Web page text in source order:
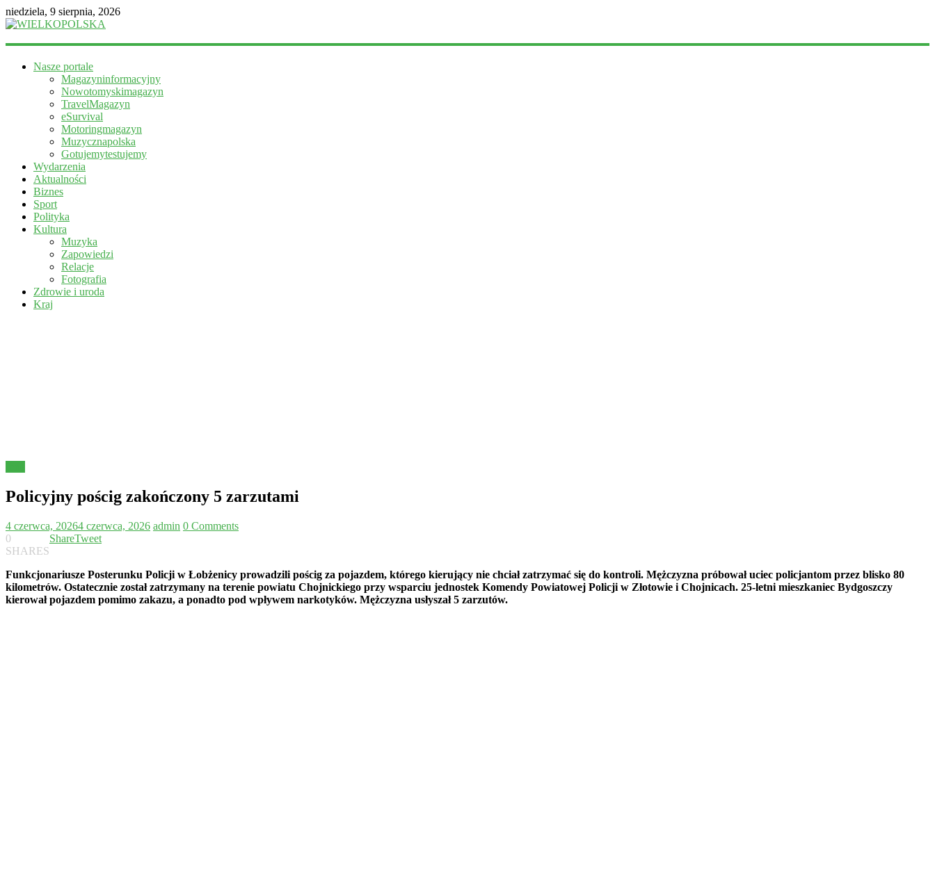
niedziela, 9 sierpnia, 2026
WIELKOPOLSKA
informacyjny
Nasze portale
Magazyninformacyjny
Nowotomyskimagazyn
TravelMagazyn
eSurvival
Motoringmagazyn
Muzycznapolska
Gotujemytestujemy
Wydarzenia
Aktualności
Biznes
Sport
Polityka
Kultura
Muzyka
Zapowiedzi
Relacje
Fotografia
Zdrowie i uroda
Kraj
Policyjny pościg zakończony 5 zarzutami
4 czerwca, 20264 czerwca, 2026 admin 0 Comments
0
SHARES
ShareTweet
Funkcjonariusze Posterunku Policji w Łobżenicy prowadzili pościg za pojazdem, którego kierujący nie chciał zatrzymać się do kontroli. Mężczyzna próbował uciec policjantom przez blisko 80
kilometrów. Ostatecznie został zatrzymany na terenie powiatu Chojnickiego przy wsparciu jednostek Komendy Powiatowej Policji w Złotowie i Chojnicach. 25-letni mieszkaniec Bydgoszczy
kierował pojazdem pomimo zakazu, a ponadto pod wpływem narkotyków. Mężczyzna usłyszał 5 zarzutów.